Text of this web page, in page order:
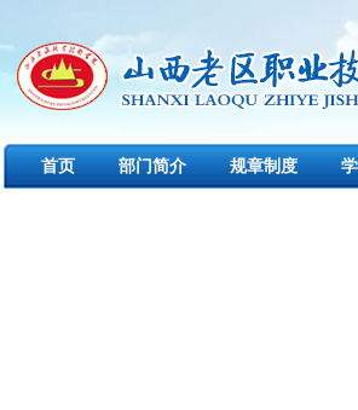
首页 部门简介 规章制度